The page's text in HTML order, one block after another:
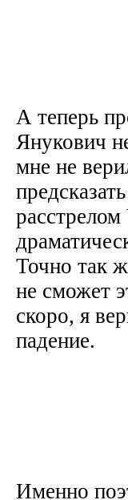
А теперь
Янукович
мне не
Точно так
не сможет
скоро, я
падение.
Именно